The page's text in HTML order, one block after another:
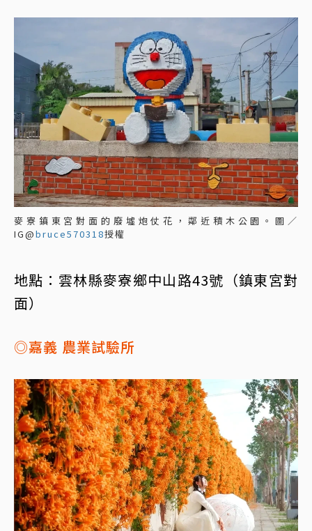
麥寮鎮東宮對面的廢墟炮仗花，鄰近積木公園。圖／
IG@bruce570318授權
地點：雲林縣麥寮鄉中山路43號（鎮東宮對
面）
◎嘉義 農業試驗所